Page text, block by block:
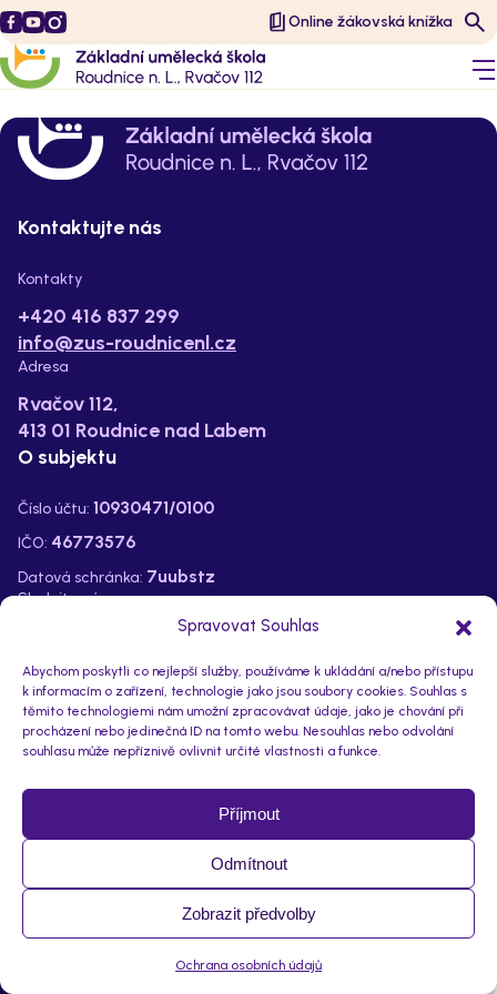
Spravovat Souhlas
Abychom poskytli co nejlepší služby, používáme k ukládání a/nebo přístupu
k informacím o zařízení, technologie jako jsou soubory cookies. Souhlas s
těmito technologiemi nám umožní zpracovávat údaje, jako je chování při
procházení nebo jedinečná ID na tomto webu. Nesouhlas nebo odvolání
souhlasu může nepříznivě ovlivnit určité vlastnosti a funkce.
Příjmout
Odmítnout
Zobrazit předvolby
Ochrana osobních údajů
Online žákovská knížka
Sledujte nás na:
Kontaktujte nás
Kontakty
+420 416 837 299
info@zus-roudnicenl.cz
Adresa
Rvačov 112,
413 01 Roudnice nad Labem
O subjektu
Číslo účtu: 10930471/0100
IČO: 46773576
Datová schránka: 7uubstz
© 2024 - Základní umělecká škola Roudnice nad Labem
Prohlášení o přístupnosti